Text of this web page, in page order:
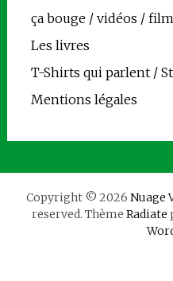
ça bouge / vidéos /
Les livres
T-Shirts qui parlent /
Mentions légales
Copyright © 2026 Nuage
reserved. Thème Radiate